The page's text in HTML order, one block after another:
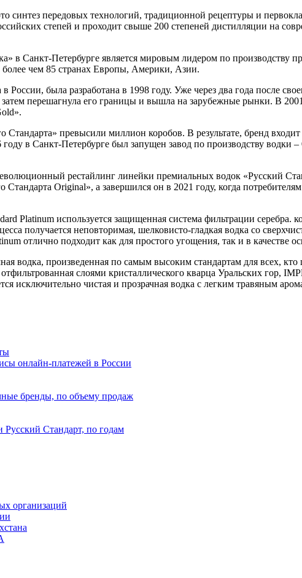
синтез передовых технологий, традиционной рецептуры и
степей и проходит свыше 200 степеней дистилляции на
в Санкт-Петербурге является мировым лидером по производству
более чем 85 странах Европы, Америки, Азии.
России, была разработана в 1998 году. Уже через два года после
перешагнула его границы и вышла на зарубежные рынки. В
Стандарта» превысили миллион коробов. В результате, бренд
в Санкт-Петербурге был запущен завод по производству
рестайлинг линейки премиальных водок «Русский
Стандарта Original», а завершился он в 2021 году, когда
Platinum используется защищенная система фильтрации
получается неповторимая, шелковисто-гладкая водка со
отлично подходит как для простого угощения, так и в качестве
водка, произведенная по самым высоким стандартам для всех,
слоями кристаллического кварца Уральских гор,
исключительно чистая и прозрачная водка с легким травяным
онлайн-платежей в России
бренды, по объему продаж
Стандарт, по годам
организаций